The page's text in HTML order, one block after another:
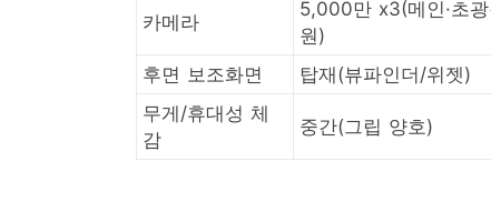
카메라
5,000만 x3(메인·초광
원)
후면 보조화면 탑재(뷰파인더/위젯)
무게/휴대성 체
감
중간(그립 양호)